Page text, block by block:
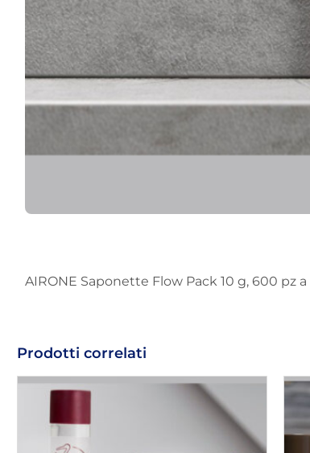
AIRONE Saponette Flow Pack 10 g, 600 pz
Prodotti correlati